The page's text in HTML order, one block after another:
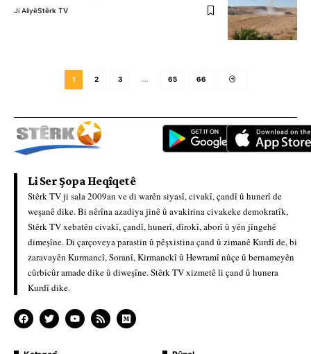
Ji AliyêStêrk TV
1 2 3 … 65 66
Li Ser Şopa Heqîqetê
Stêrk TV ji sala 2009an ve di warên siyasî, civakî, çandî û hunerî de
weşanê dike. Bi nêrîna azadiya jinê û avakirina civakeke demokratîk,
Stêrk TV xebatên civakî, çandî, hunerî, dîrokî, aborî û yên jîngehê
dimeşîne. Di çarçoveya parastin û pêşxistina çand û zimanê Kurdî de, bi
zaravayên Kurmancî, Soranî, Kirmanckî û Hewramî nûçe û bernameyên
cûrbicûr amade dike û diweşîne. Stêrk TV xizmetê li çand û hunera
Kurdî dike.